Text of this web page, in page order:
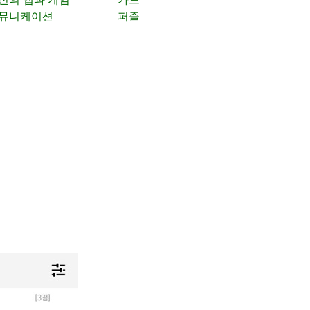
니케이션
퍼즐